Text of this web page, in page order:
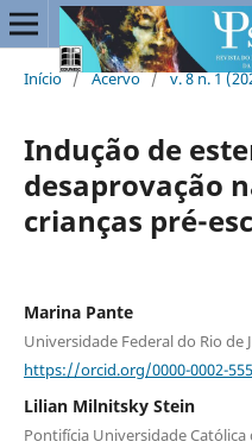
Início / Acervo / v. 8 n. 1
Indução de
desaprovação
crianças pré-
Marina Pante
Universidade Federal do Rio de
https://orcid.org/0000-0002-
Lilian Milnitsky Stein
Pontifícia Universidade Católica